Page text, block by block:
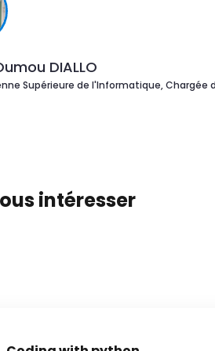
DIALLO
Supérieure de l'Informatique,
intéresser